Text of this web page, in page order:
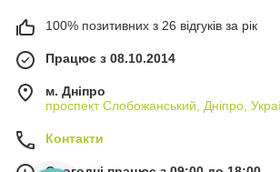
100% позитивних з 26 відгуків за рік
Працює з 08.10.2014
м. Дніпро
проспект Слобожанський, Дніпро,
Контакти